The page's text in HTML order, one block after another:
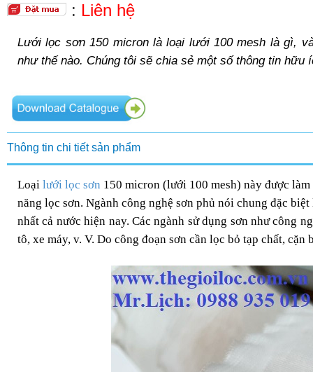
: Liên hệ
Lưới lọc sơn 150 micron là loại lưới 100 mesh là gì,
như thế nào. Chúng tôi sẽ chia sẻ một số thông tin
Thông tin chi tiết sản phẩm
Loạilưới lọc sơn 150 micron (lưới 100 mesh) này được
năng lọc sơn. Ngành công nghệ sơn phủ nói chung đặc
nhất cả nước hiện nay. Các ngành sử dụng sơn như công
tô, xe máy, v. V. Do công đoạn sơn cần lọc bỏ tạp chất,